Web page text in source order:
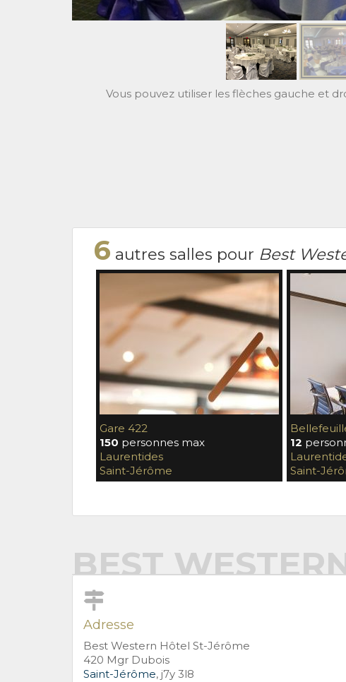
Vous pouvez utiliser les flèches gauche et
6 autres salles pour Best
Gare 422
150 personnes max
Laurentides
Saint-Jérôme
12
Saint-
BEST
Adresse
Best Western Hôtel St-Jérôme
420 Mgr Dubois
Saint-Jérôme, j7y 3l8